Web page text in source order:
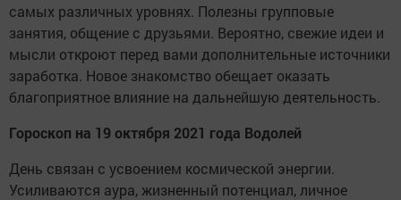
самых различных уровнях. Полезны групповые
занятия, общение с друзьями. Вероятно, свежие идеи и
мысли откроют перед вами дополнительные источники
заработка. Новое знакомство обещает оказать
благоприятное влияние на дальнейшую деятельность.
Гороскоп на 19 октября 2021 года Водолей
День связан с усвоением космической энергии.
Усиливаются аура, жизненный потенциал, личное